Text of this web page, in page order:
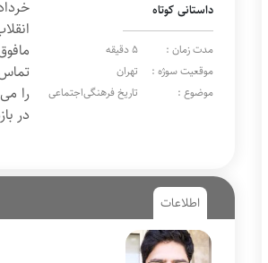
داستانی کوتاه
مدت زمان :
5 دقیقه
موقعیت سوژه :
تهران
موضوع :
تاریخ فرهنگی‌اجتماعی
را
در
اطلاعات